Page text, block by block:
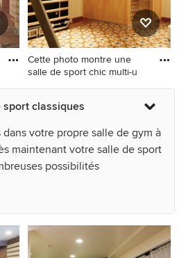
Cette photo montre une
salle de sport chic multi-u
Cette photo montre une salle
de sport chic multi-usage et
sport classiques
votre propre salle de gym à
maintenant votre salle de sport
possibilités
au sous-sol, entièrement
de musculation. Dans un
un petit coin salle de
d’une salle de